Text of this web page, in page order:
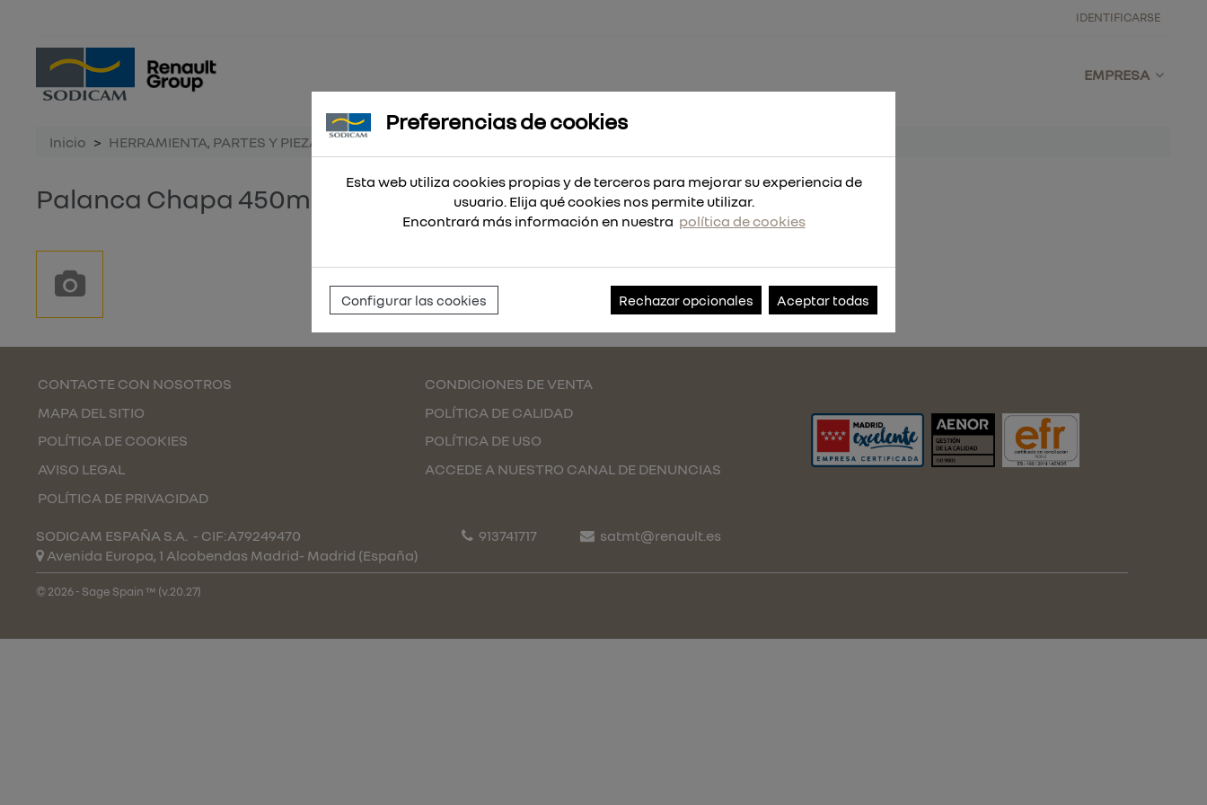
IDENTIFICARSE
EMPRESA
Inicio HERRAMIENTA, PARTES Y PIEZAS HERRAMIENTA MANUAL
Palanca Chapa 450mm (Fig F)
CONTACTE CON NOSOTROS
MAPA DEL SITIO
POLÍTICA DE COOKIES
AVISO LEGAL
POLÍTICA DE PRIVACIDAD
CONDICIONES DE VENTA
POLÍTICA DE CALIDAD
POLÍTICA DE USO
ACCEDE A NUESTRO CANAL DE DENUNCIAS
SODICAM ESPAÑA S.A. - CIF:A79249470
Avenida Europa, 1 Alcobendas Madrid- Madrid (España)
913741717 satmt@renault.es
© 2026 - Sage Spain ™ (v.20.27)
Preferencias de cookies
Esta web utiliza cookies propias y de terceros para mejorar su experiencia de
usuario. Elija qué cookies nos permite utilizar.
Encontrará más información en nuestra política de cookies
Configurar las cookies Rechazar opcionales Aceptar todas